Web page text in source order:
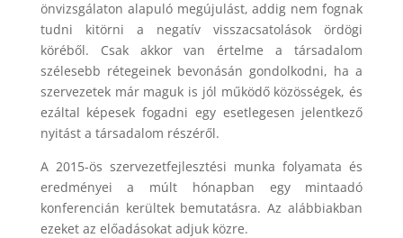
önvizsgálaton alapuló megújulást, addig nem fognak
tudni kitörni a negatív visszacsatolások ördögi
köréből. Csak akkor van értelme a társadalom
szélesebb rétegeinek bevonásán gondolkodni, ha a
szervezetek már maguk is jól működő közösségek, és
ezáltal képesek fogadni egy esetlegesen jelentkező
nyitást a társadalom részéről.
A 2015-ös szervezetfejlesztési munka folyamata és
eredményei a múlt hónapban egy mintaadó
konferencián kerültek bemutatásra. Az alábbiakban
ezeket az előadásokat adjuk közre.